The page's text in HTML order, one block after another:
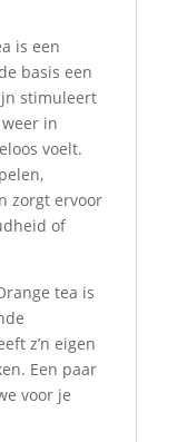
is een
basis een
stimuleert
in
voelt.
zorgt ervoor
of
tea is
z’n eigen
Een paar
voor je